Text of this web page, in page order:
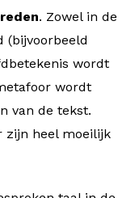
. Zowel in de
(bijvoorbeeld
wordt
wordt
van de tekst.
zijn heel moeilijk